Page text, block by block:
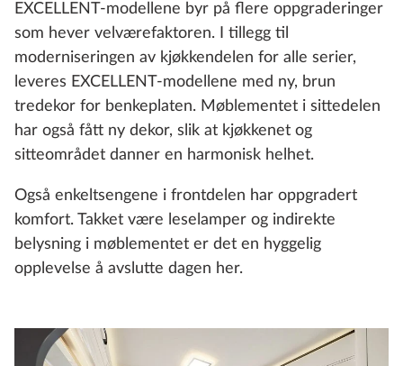
EXCELLENT‑modellene byr på flere oppgraderinger
som hever velværefaktoren. I tillegg til
moderniseringen av kjøkkendelen for alle serier,
leveres EXCELLENT‑modellene med ny, brun
tredekor for benkeplaten. Møblementet i sittedelen
har også fått ny dekor, slik at kjøkkenet og
sitteområdet danner en harmonisk helhet.
Også enkeltsengene i frontdelen har oppgradert
komfort. Takket være leselamper og indirekte
belysning i møblementet er det en hyggelig
opplevelse å avslutte dagen her.